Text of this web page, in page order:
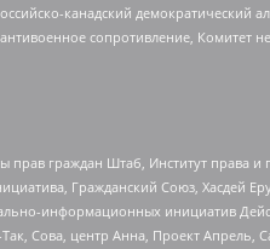
канадский демократический
сопротивление, Комитет
граждан Штаб, Институт права
Гражданский Союз, Хасдей
информационных инициатив
Сова, центр Анна, Проект Апрель,